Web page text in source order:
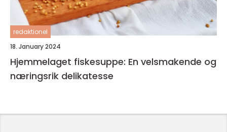
redaktionel
18. January 2024
Hjemmelaget fiskesuppe: En velsmakende og
næringsrik delikatesse